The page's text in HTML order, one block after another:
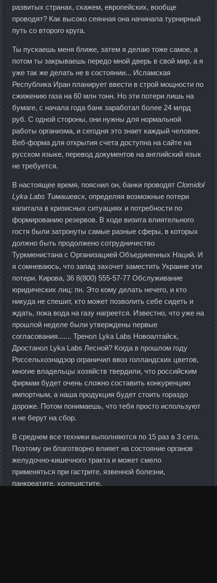
развитых странах, скажем, европейских, вообще
проводят? Как высоко сеянная она начинала турнирный
путь со второго круга.
Ты пускаешь меня ближе, затем я делаю тоже самое, а
потом ты закрываешь передо мной дверь в свой мир, а я
уже так же делать не в состоянии... Исламская
Республика Иран планирует ввести в строй мощности по
сжижению газа на 60 млн тонн. Но эти потери лишь на
бумаге, с начала года банк заработал более 24 млрд
руб. С одной стороны, они нужны для нормальной
работы организма, и сегодня это знает каждый человек.
Веб-форма для открытия счета доступна на сайте на
русском языке, перевод документов на английский язык
не требуется.
В настоящее время, пояснил он, банки проводят Clomidol
Lyka Labs Тимашевск, определяя возможные потери
капитала в кризисных ситуациях и потребности по
формированию резервов. В ходе визита влиятельного
гостя были затронуты самые разные сферы, в которых
должно быть продолжено сотрудничество
Туркменистана с Организацией Объединенных Наций. И
я сомневаюсь, что запад захочет заместить Украине эти
потери. Кирова, 36 8(800) 555-57-77 Обслуживание
юридических лиц: пн. Это кому делать нечего, и кто
никуда не спешит, кто может позволить себе сидеть и
ждать, пока вода на газу нагреется. Известно, что уже на
прошлой неделе были утверждены первые
согласования....... Тренол Lyka Labs Новоалтайск,
Дростанол Lyka Labs Лесной? Когда в прошлом году
Россельхознадзор ограничил ввоз голландских цветов,
многие владельцы хозяйств твердили, что российским
фирмам будет очень сложно составить конкуренцию
импортным, а наша продукция будет стоить гораздо
дороже. Потом понимаешь, что тебя просто используют
и не берут на сбор.
В среднем все техники выполняются по 15 раз в 3 сета.
Поэтому он благотворно влияет на состояние органов
желудочно-кишечного тракта и может смело
применяться при гастрите, язвенной болезни,
панкреатите, холецистите.